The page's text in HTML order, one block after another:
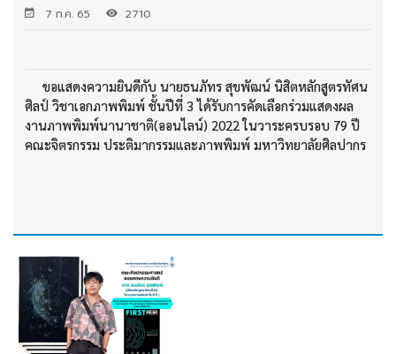
7 ก.ค. 65 2710
ขอแสดงความยินดีกับ นายธนภัทร สุขพัฒน์ นิสิตหลักสูตรทัศน
ศิลป์ วิชาเอกภาพพิมพ์ ชั้นปีที่ 3 ได้รับการคัดเลือกร่วมแสดงผล
งานภาพพิมพ์นานาชาติ(ออนไลน์) 2022 ในวาระครบรอบ 79 ปี
คณะจิตรกรรม ประติมากรรมและภาพพิมพ์ มหาวิทยาลัยศิลปากร